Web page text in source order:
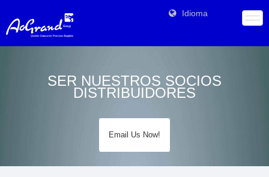
Idioma
SER NUESTROS SOCIOS
DISTRIBUIDORES
Email Us Now!